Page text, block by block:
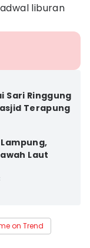
liburan
Sari Ringgung
Terapung
Laut
on Trend